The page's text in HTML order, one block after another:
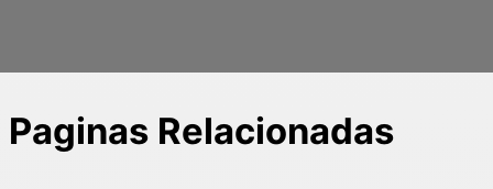
Paginas Relacionadas